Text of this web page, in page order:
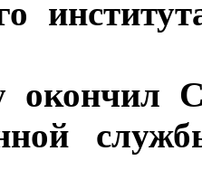
окончил